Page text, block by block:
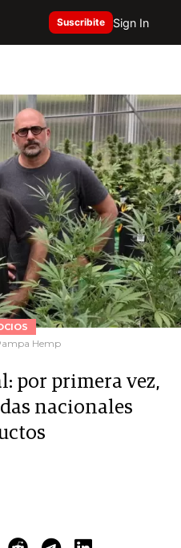
Suscribite Sign In
Hemp
por primera vez,
nacionales